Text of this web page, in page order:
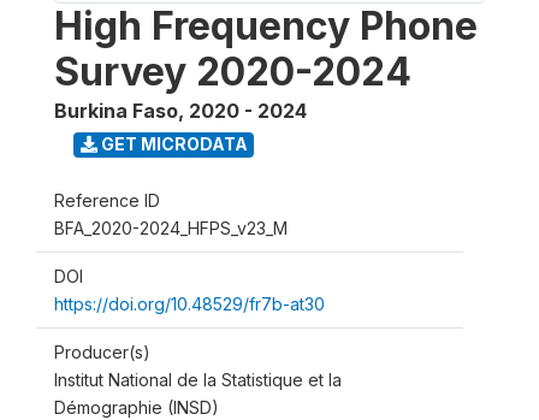
High Frequency Phone
Survey 2020-2024
Burkina Faso, 2020 - 2024
GET MICRODATA
Reference ID
BFA_2020-2024_HFPS_v23_M
DOI
https://doi.org/10.48529/fr7b-at30
Producer(s)
Institut National de la Statistique et la
Démographie (INSD)